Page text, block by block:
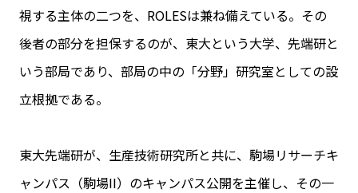
視する主体の二つを、ROLESは兼ね備えている。その
後者の部分を担保するのが、東大という大学、先端研と
いう部局であり、部局の中の「分野」研究室としての設
立根拠である。
東大先端研が、生産技術研究所と共に、駒場リサーチキ
ャンパス（駒場II）のキャンパス公開を主催し、その一